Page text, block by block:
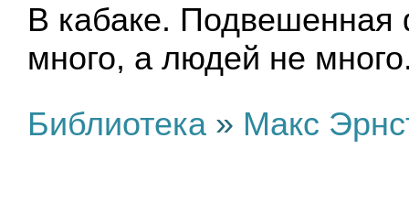
В кабаке. Подвешенная
много, а людей не
Библиотека » Макс